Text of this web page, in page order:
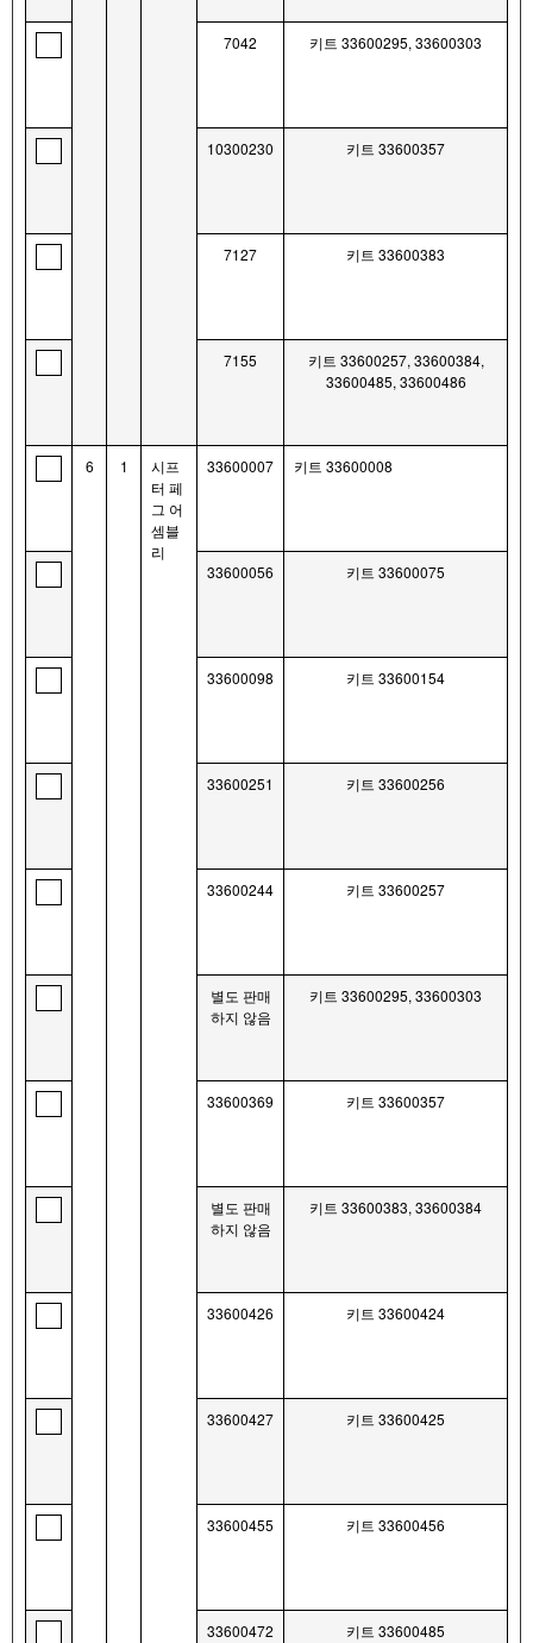
7042 키트 33600295, 33600303
10300230 키트 33600357
7127 키트 33600383
7155
키트 33600257, 33600384,
33600485, 33600486
6 1
시프
터 페
그 어
셈블
리
33600007 키트 33600008
33600056 키트 33600075
33600098 키트 33600154
33600251 키트 33600256
33600244 키트 33600257
별도 판매
하지 않음
키트 33600295, 33600303
33600369 키트 33600357
별도 판매
하지 않음
키트 33600383, 33600384
33600426 키트 33600424
33600427 키트 33600425
33600455 키트 33600456
33600472 키트 33600485